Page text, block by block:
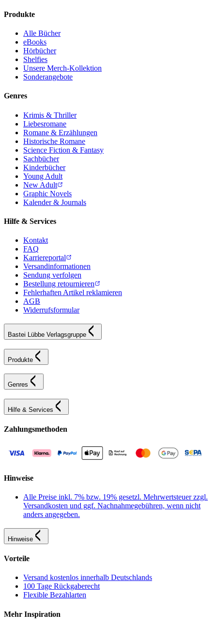
Produkte
Alle Bücher
eBooks
Hörbücher
Shelfies
Unsere Merch-Kollektion
Sonderangebote
Genres
Krimis & Thriller
Liebesromane
Romane & Erzählungen
Historische Romane
Science Fiction & Fantasy
Sachbücher
Kinderbücher
Young Adult
New Adult
Graphic Novels
Kalender & Journals
Hilfe & Services
Kontakt
FAQ
Karriereportal
Versandinformationen
Sendung verfolgen
Bestellung retournieren
Fehlerhaften Artikel reklamieren
AGB
Widerrufsformular
Bastei Lübbe Verlagsgruppe
Produkte
Genres
Hilfe & Services
Zahlungsmethoden
Hinweise
Alle Preise inkl. 7% bzw. 19% gesetzl. Mehrwertsteuer zzgl.
Versandkosten und ggf. Nachnahmegebühren, wenn nicht
anders angegeben.
Hinweise
Vorteile
Versand kostenlos innerhalb Deutschlands
100 Tage Rückgaberecht
Flexible Bezahlarten
Mehr Inspiration